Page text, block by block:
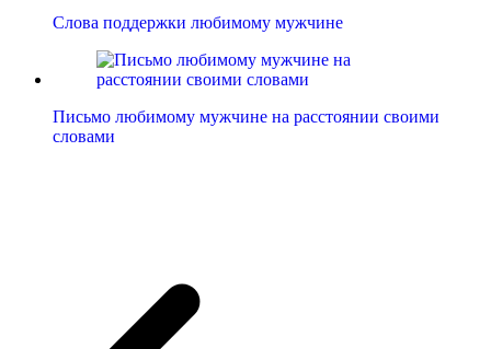
Слова поддержки любимому мужчине
Письмо любимому мужчине на расстоянии своими
словами